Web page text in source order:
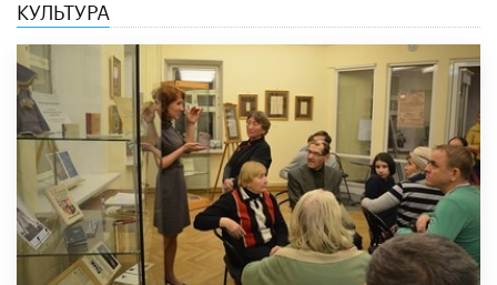
КУЛЬТУРА